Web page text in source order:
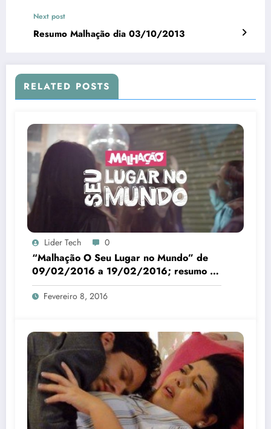
Next post
Resumo Malhação dia 03/10/2013
RELATED POSTS
Lider Tech 0
“Malhação O Seu Lugar no Mundo” de
09/02/2016 a 19/02/2016; resumo da
novela
Fevereiro 8, 2016